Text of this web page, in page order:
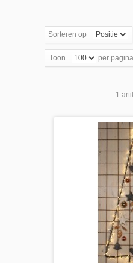
Sorteren op
Toon per pagina
1